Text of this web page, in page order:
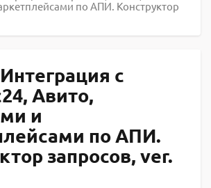
по АПИ. Конструктор
с
Авито,
и
по АПИ.
запросов, ver.